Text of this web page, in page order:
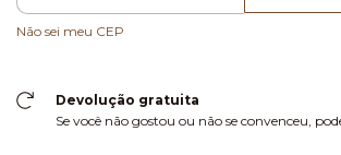
Não sei meu CEP
Devolução gratuita
Se você não gostou ou não se convenceu,